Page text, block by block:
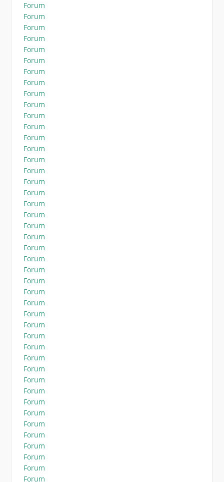
Forum
Forum
Forum
Forum
Forum
Forum
Forum
Forum
Forum
Forum
Forum
Forum
Forum
Forum
Forum
Forum
Forum
Forum
Forum
Forum
Forum
Forum
Forum
Forum
Forum
Forum
Forum
Forum
Forum
Forum
Forum
Forum
Forum
Forum
Forum
Forum
Forum
Forum
Forum
Forum
Forum
Forum
Forum
Forum